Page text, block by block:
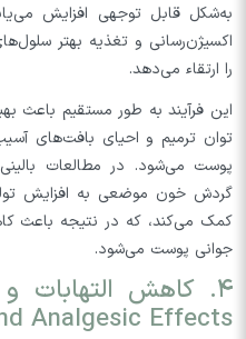
به‌شکل قابل توجهی افزایش
اکسیژن‌رسانی و تغذیه بهتر
را ارتقاء می‌دهد.
این فرآیند به طور مستقیم باعث
توان ترمیم و احیای بافت‌های
پوست می‌شود. در مطالعات
گردش خون موضعی به افزایش
کمک می‌کند، که در نتیجه باعث
جوانی پوست می‌شود.
Analgesic Effects)